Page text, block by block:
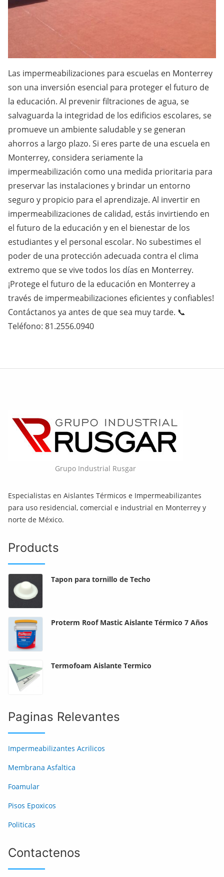
Las impermeabilizaciones para escuelas en Monterrey
son una inversión esencial para proteger el futuro de
la educación. Al prevenir filtraciones de agua, se
salvaguarda la integridad de los edificios escolares, se
promueve un ambiente saludable y se generan
ahorros a largo plazo. Si eres parte de una escuela en
Monterrey, considera seriamente la
impermeabilización como una medida prioritaria para
preservar las instalaciones y brindar un entorno
seguro y propicio para el aprendizaje. Al invertir en
impermeabilizaciones de calidad, estás invirtiendo en
el futuro de la educación y en el bienestar de los
estudiantes y el personal escolar. No subestimes el
poder de una protección adecuada contra el clima
extremo que se vive todos los días en Monterrey.
¡Protege el futuro de la educación en Monterrey a
través de impermeabilizaciones eficientes y confiables!
Contáctanos ya antes de que sea muy tarde. 📞
Teléfono: 81.2556.0940
Grupo Industrial Rusgar
Especialistas en Aislantes Térmicos e Impermeabilizantes
para uso residencial, comercial e industrial en Monterrey y
norte de México.
Products
Tapon para tornillo de Techo
Proterm Roof Mastic Aislante Térmico 7 Años
Termofoam Aislante Termico
Paginas Relevantes
Impermeabilizantes Acrilicos
Membrana Asfaltica
Foamular
Pisos Epoxicos
Politicas
Contactenos